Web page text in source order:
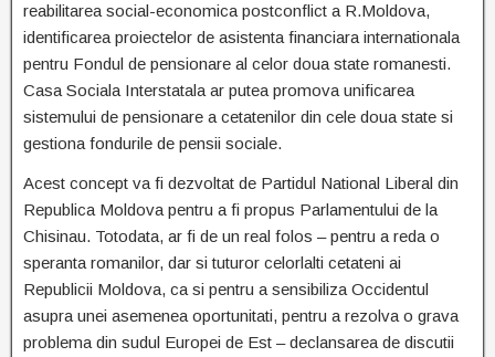
reabilitarea social-economica postconflict a R.Moldova,
identificarea proiectelor de asistenta financiara internationala
pentru Fondul de pensionare al celor doua state romanesti.
Casa Sociala Interstatala ar putea promova unificarea
sistemului de pensionare a cetatenilor din cele doua state si
gestiona fondurile de pensii sociale.
Acest concept va fi dezvoltat de Partidul National Liberal din
Republica Moldova pentru a fi propus Parlamentului de la
Chisinau. Totodata, ar fi de un real folos – pentru a reda o
speranta romanilor, dar si tuturor celorlalti cetateni ai
Republicii Moldova, ca si pentru a sensibiliza Occidentul
asupra unei asemenea oportunitati, pentru a rezolva o grava
problema din sudul Europei de Est – declansarea de discutii